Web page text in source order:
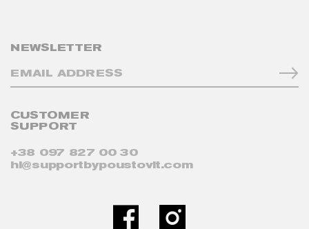
NEWSLETTER
CUSTOMER
SUPPORT
+38 097 827 00 30
hi@supportbypoustovit.com